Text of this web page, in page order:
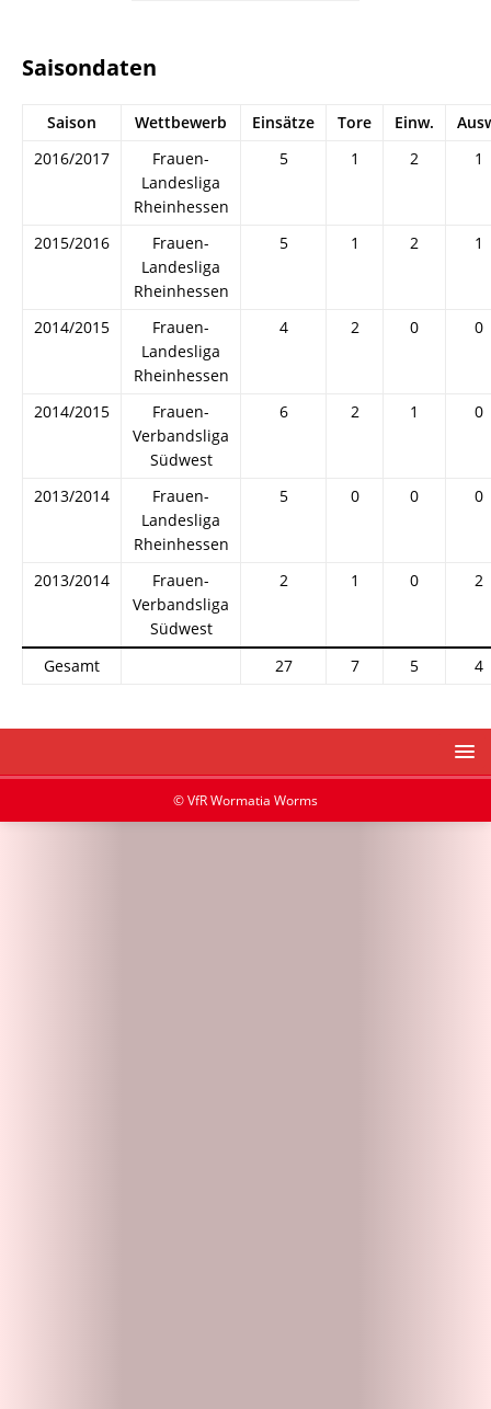
Saisondaten
Saison Wettbewerb Einsätze Tore Einw.
2016/2017
Frauen-
Landesliga
Rheinhessen
5 1 2 1
2015/2016
Frauen-
Landesliga
Rheinhessen
5 1 2 1
2014/2015
Frauen-
Landesliga
Rheinhessen
4 2 0 0
2014/2015
Frauen-
Verbandsliga
Südwest
6 2 1 0
2013/2014
Frauen-
Landesliga
Rheinhessen
5 0 0 0
2013/2014
Frauen-
Verbandsliga
Südwest
2 1 0 2
Gesamt 27 7 5 4
© VfR Wormatia Worms